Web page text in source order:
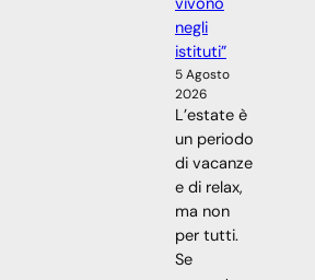
vivono
negli
istituti”
5 Agosto
2026
L’estate è
un periodo
di vacanze
e di relax,
ma non
per tutti.
Se